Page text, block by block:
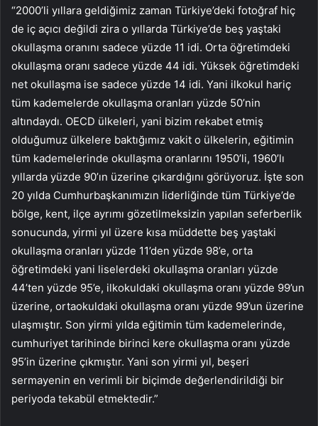
“2000’li yıllara geldiğimiz zaman Türkiye’deki fotoğraf hiç
de iç açıcı değildi zira o yıllarda Türkiye’de beş yaştaki
okullaşma oranını sadece yüzde 11 idi. Orta öğretimdeki
okullaşma oranı sadece yüzde 44 idi. Yüksek öğretimdeki
net okullaşma ise sadece yüzde 14 idi. Yani ilkokul hariç
tüm kademelerde okullaşma oranları yüzde 50’nin
altındaydı. OECD ülkeleri, yani bizim rekabet etmiş
olduğumuz ülkelere baktığımız vakit o ülkelerin, eğitimin
tüm kademelerinde okullaşma oranlarını 1950’li, 1960’lı
yıllarda yüzde 90’ın üzerine çıkardığını görüyoruz. İşte son
20 yılda Cumhurbaşkanımızın liderliğinde tüm Türkiye’de
bölge, kent, ilçe ayrımı gözetilmeksizin yapılan seferberlik
sonucunda, yirmi yıl üzere kısa müddette beş yaştaki
okullaşma oranları yüzde 11’den yüzde 98’e, orta
öğretimdeki yani liselerdeki okullaşma oranları yüzde
44’ten yüzde 95’e, ilkokuldaki okullaşma oranı yüzde 99’un
üzerine, ortaokuldaki okullaşma oranı yüzde 99’un üzerine
ulaşmıştır. Son yirmi yılda eğitimin tüm kademelerinde,
cumhuriyet tarihinde birinci kere okullaşma oranı yüzde
95’in üzerine çıkmıştır. Yani son yirmi yıl, beşeri
sermayenin en verimli bir biçimde değerlendirildiği bir
periyoda tekabül etmektedir.”